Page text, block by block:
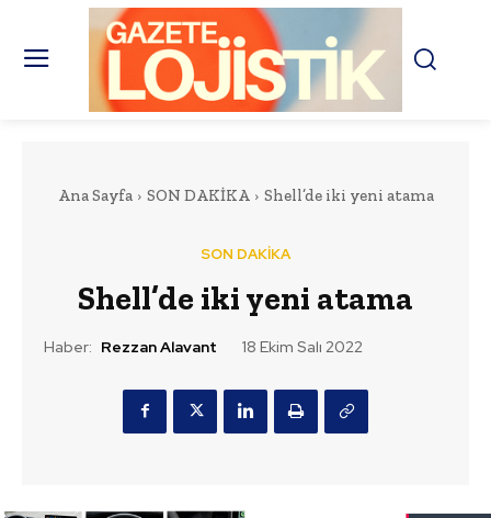
Ana Sayfa SON DAKİKA Shell’de iki yeni atama
SON DAKİKA
Shell’de iki yeni atama
Haber: Rezzan Alavant 18 Ekim Salı 2022